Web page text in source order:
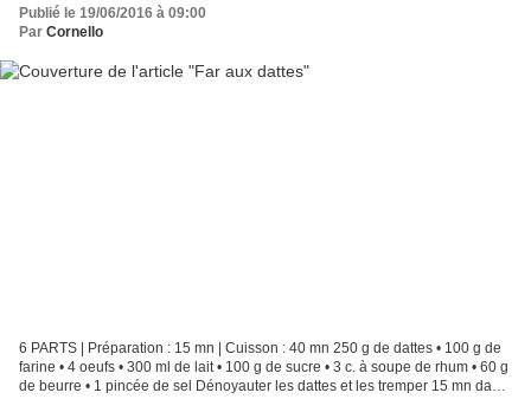
Publié le 19/06/2016 à 09:00
Par Cornello
6 PARTS | Préparation : 15 mn | Cuisson : 40 mn 250 g de dattes • 100 g de
farine • 4 oeufs • 300 ml de lait • 100 g de sucre • 3 c. à soupe de rhum • 60 g
de beurre • 1 pincée de sel Dénoyauter les dattes et les tremper 15 mn dans